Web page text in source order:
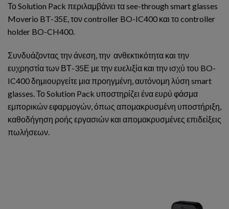
Το Solution Pack περιλαμβάνει τα see-through smart glasses
Moverio BT-35E, τον controller BO-IC400 και το controller
holder BO-CH400.
Συνδυάζοντας την άνεση, την ανθεκτικότητα και την
ευχρηστία των ΒΤ-35Ε με την ευελιξία και την ισχύ του BO-
IC400 δημιουργείτε μια προηγμένη, αυτόνομη λύση smart
glasses. Το Solution Pack υποστηρίζει ένα ευρύ φάσμα
εμπορικών εφαρμογών, όπως απομακρυσμένη υποστήριξη,
καθοδήγηση ροής εργασιών και απομακρυσμένες επιδείξεις
πωλήσεων.